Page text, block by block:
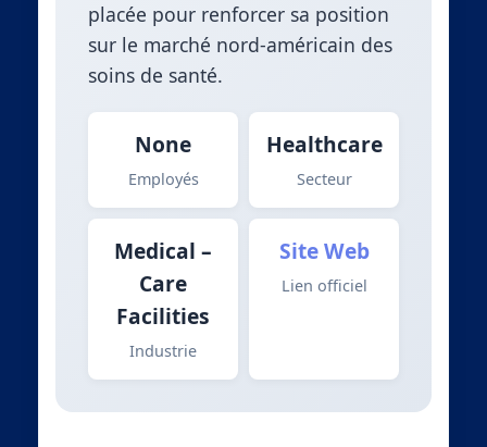
placée pour renforcer sa position
sur le marché nord-américain des
soins de santé.
None
Employés
Healthcare
Secteur
Medical –
Care
Facilities
Industrie
Site Web
Lien officiel